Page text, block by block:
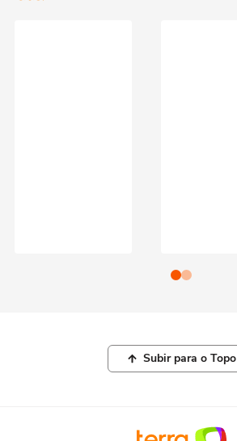
Subir para o Topo